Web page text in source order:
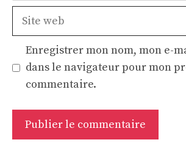
Site
Enregistrer mon nom, mon e-
dans le navigateur pour mon
commentaire.